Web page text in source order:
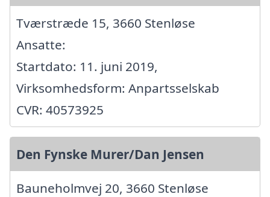
Tværstræde 15, 3660 Stenløse
Ansatte:
Startdato: 11. juni 2019,
Virksomhedsform: Anpartsselskab
CVR: 40573925
Den Fynske Murer/Dan Jensen
Bauneholmvej 20, 3660 Stenløse